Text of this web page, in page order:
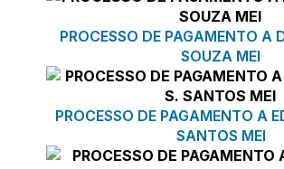
PROCESSO DE PAGAMENTO A
SOUZA MEI
PROCESSO DE PAGAMENTO A
SANTOS MEI